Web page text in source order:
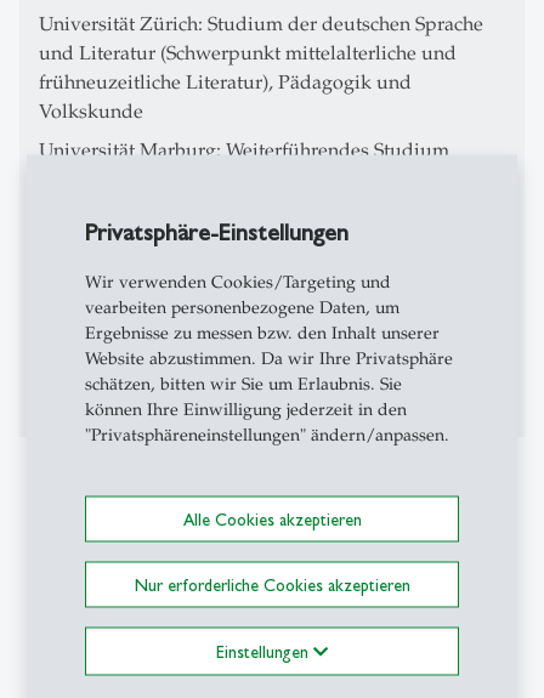
Privatsphäre-Einstellungen
Wir verwenden Cookies/Targeting und
vearbeiten personenbezogene Daten, um
Ergebnisse zu messen bzw. den Inhalt unserer
Website abzustimmen. Da wir Ihre Privatsphäre
schätzen, bitten wir Sie um Erlaubnis. Sie
können Ihre Einwilligung jederzeit in den
"Privatsphäreneinstellungen" ändern/anpassen.
Alle Cookies akzeptieren
Nur erforderliche Cookies akzeptieren
Einstellungen
Universität Zürich: Studium der deutschen Sprache
und Literatur (Schwerpunkt mittelalterliche und
frühneuzeitliche Literatur), Pädagogik und
Volkskunde
Universität Marburg: Weiterführendes Studium
Universität Zürich: Promotionsstudium; Dr. phil.
summa cum laude) 1989.
Dissertation "De invocatione beatae Mariae vir­gi­nis:
Paracelsus und die Marienverehrung" (kritische
Ausgabe und Kommentar eines Marientraktats von
Theophrast von Hohenheim, genannt Paracelsus);
Betreuer: Alois M. Haas.
Universität Zürich, Lehrstuhl Europäische
Volksliteratur: Wissenschaftliche Assistentin
Wissenschaftskolleg zu Berlin: Referentin für die
Fellow-Auswahl
Wissenschaftskolleg zu Berlin: Stellvertreterin des